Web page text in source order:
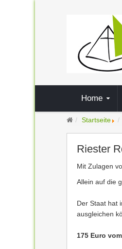
Home
Startseite
Riester
Mit Zulagen
Allein auf die
Der Staat hat
ausgleichen
175 Euro